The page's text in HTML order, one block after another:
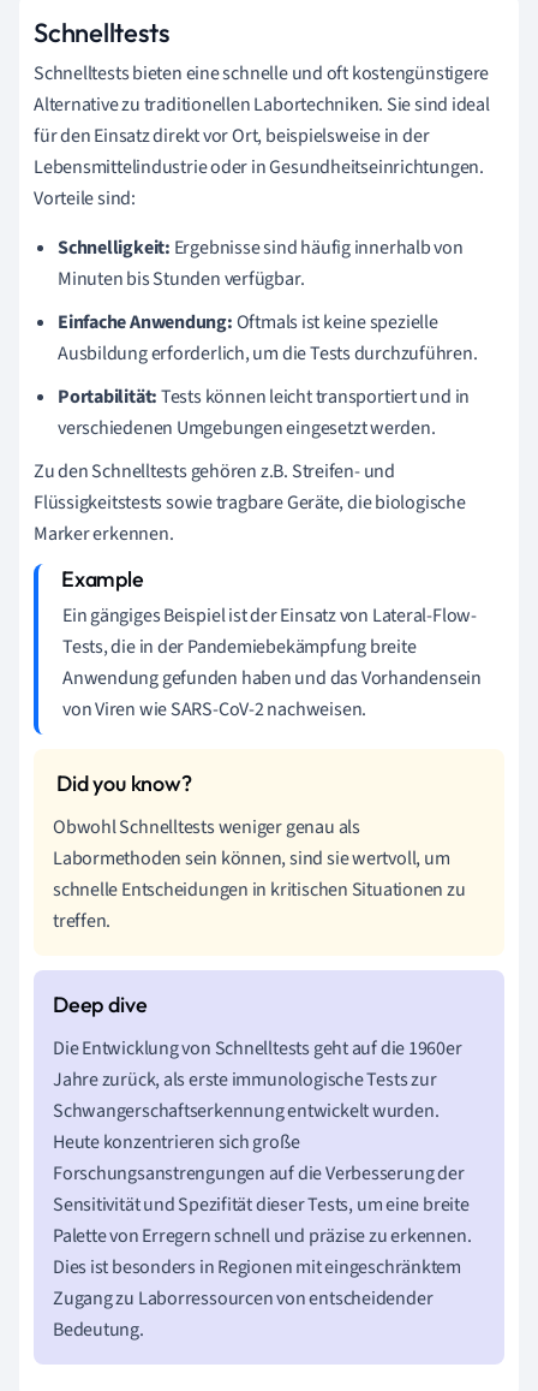
Schnelltests
Schnelltests bieten eine schnelle und oft kostengünstigere
Alternative zu traditionellen Labortechniken. Sie sind ideal
für den Einsatz direkt vor Ort, beispielsweise in der
Lebensmittelindustrie oder in Gesundheitseinrichtungen.
Vorteile sind:
Schnelligkeit: Ergebnisse sind häufig innerhalb von
Minuten bis Stunden verfügbar.
Einfache Anwendung:Oftmals ist keine spezielle
Ausbildung erforderlich, um die Tests durchzuführen.
Portabilität:Tests können leicht transportiert und in
verschiedenen Umgebungen eingesetzt werden.
Zu den Schnelltests gehören z.B. Streifen- und
Flüssigkeitstests sowie tragbare Geräte, die biologische
Marker erkennen.
Ein gängiges Beispiel ist der Einsatz von Lateral-Flow-
Tests, die in der Pandemiebekämpfung breite
Anwendung gefunden haben und das Vorhandensein
von Viren wie SARS-CoV-2 nachweisen.
Obwohl Schnelltests weniger genau als
Labormethoden sein können, sind sie wertvoll, um
schnelle Entscheidungen in kritischen Situationen zu
treffen.
Die Entwicklung von Schnelltests geht auf die 1960er
Jahre zurück, als erste immunologische Tests zur
Schwangerschaftserkennung entwickelt wurden.
Heute konzentrieren sich große
Forschungsanstrengungen auf die Verbesserung der
Sensitivität und Spezifität dieser Tests, um eine breite
Palette von Erregern schnell und präzise zu erkennen.
Dies ist besonders in Regionen mit eingeschränktem
Zugang zu Laborressourcen von entscheidender
Bedeutung.